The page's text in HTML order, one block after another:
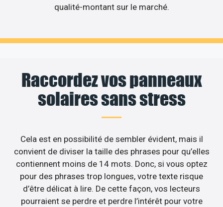
qualité-montant sur le marché.
Raccordez vos panneaux
solaires sans stress
Cela est en possibilité de sembler évident, mais il
convient de diviser la taille des phrases pour qu’elles
contiennent moins de 14 mots. Donc, si vous optez
pour des phrases trop longues, votre texte risque
d’être délicat à lire. De cette façon, vos lecteurs
pourraient se perdre et perdre l’intérêt pour votre